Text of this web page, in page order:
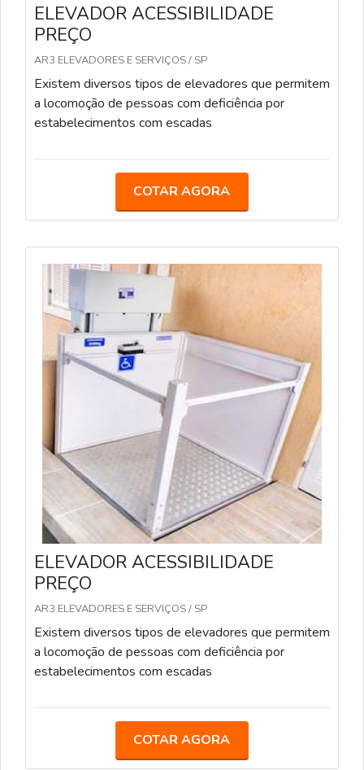
ELEVADOR ACESSIBILIDADE
PREÇO
AR3 ELEVADORES E SERVIÇOS / SP
Existem diversos tipos de elevadores que permitem
a locomoção de pessoas com deficiência por
estabelecimentos com escadas
COTAR AGORA
ELEVADOR ACESSIBILIDADE
PREÇO
AR3 ELEVADORES E SERVIÇOS / SP
Existem diversos tipos de elevadores que permitem
a locomoção de pessoas com deficiência por
estabelecimentos com escadas
COTAR AGORA